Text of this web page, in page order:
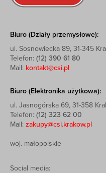
Biuro (Działy przemysłowe):
ul. Sosnowiecka 89, 31-345
Telefon: (12) 390 61 80
Mail: kontakt@csi.pl
Biuro (Elektronika użytkowa):
ul. Jasnogórska 69, 31-358
Telefon: (12) 323 62 00
Mail: zakupy@csi.krakow.pl
woj. małopolskie
Social media: